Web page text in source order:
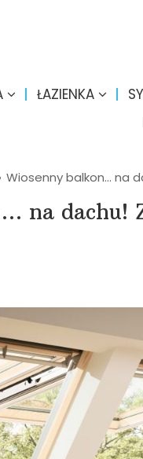
ŁAZIENKA
Wiosenny balkon… na
na dachu!